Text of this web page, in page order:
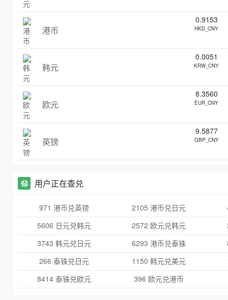
港币
0.9153
HKD_CNY
韩元
0.0051
KRW_CNY
欧元
8.3560
EUR_CNY
英镑
9.5877
GBP_CNY
用户正在查兑
971 港币兑英镑 2105 港币兑日元
5606 日元兑韩元
2572 欧元兑韩元
3743 韩元兑日元
6293 港币兑泰铢
266 泰铢兑日元
1150 韩元兑美元
8414 泰铢兑欧元
396 欧元兑港币